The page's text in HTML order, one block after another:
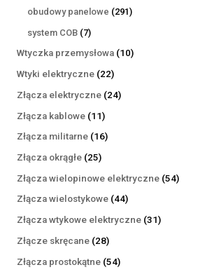
produkty
obudowy panelowe 291291
system COB 77
produktów
Wtyczka przemysłowa 1010
Wtyki elektryczne 2222
produkty
Złącza elektryczne 2424
Złącza kablowe 1111
produktów
Złącza militarne 1616
Złącza okrągłe 2525
produktów
Złącza wielopinowe elektryczne 5454
Złącza wielostykowe 4444
produkty
Złącza wtykowe elektryczne 3131
Złącze skręcane 2828
produktów
Złącza prostokątne 5454